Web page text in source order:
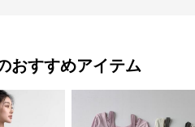
おすすめアイテム